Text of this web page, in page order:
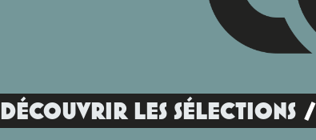
DÉCOUVRIR LES SÉLECTIONS